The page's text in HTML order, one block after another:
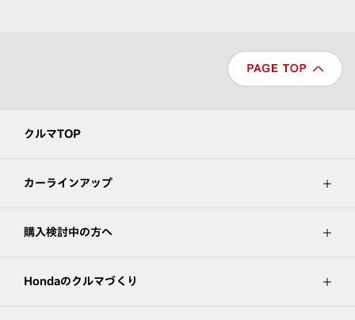
クルマTOP
カーラインアップ
購入検討中の方へ
Hondaのクルマづくり